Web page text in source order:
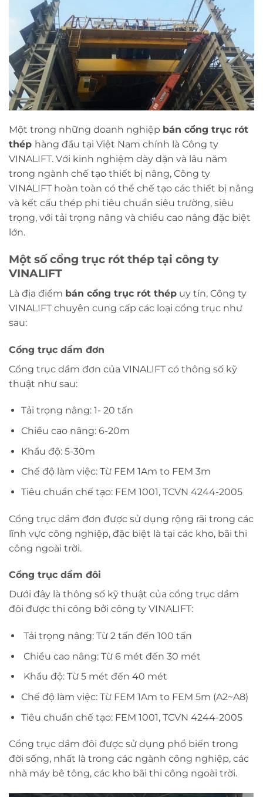
Một trong những doanh nghiệp bán cổng trục rót
thép hàng đầu tại Việt Nam chính là Công ty
VINALIFT. Với kinh nghiệm dày dặn và lâu năm
trong ngành chế tạo thiết bị nâng, Công ty
VINALIFT hoàn toàn có thể chế tạo các thiết bị nâng
và kết cấu thép phi tiêu chuẩn siêu trường, siêu
trọng, với tải trọng nâng và chiều cao nâng đặc biệt
lớn.
Một số cổng trục rót thép tại công ty
VINALIFT
Là địa điểm bán cổng trục rót thép uy tín, Công ty
VINALIFT chuyên cung cấp các loại cổng trục như
sau:
Cổng trục dầm đơn
Cổng trục dầm đơn của VINALIFT có thông số kỹ
thuật như sau:
Tải trọng nâng: 1- 20 tấn
Chiều cao nâng: 6-20m
Khẩu độ: 5-30m
Chế độ làm việc: Từ FEM 1Am to FEM 3m
Tiêu chuẩn chế tạo: FEM 1001, TCVN 4244-2005
Cổng trục dầm đơn được sử dụng rộng rãi trong các
lĩnh vực công nghiệp, đặc biệt là tại các kho, bãi thi
công ngoài trời.
Cổng trục dầm đôi
Dưới đây là thông số kỹ thuật của cổng trục dầm
đôi được thi công bởi công ty VINALIFT:
Tải trọng nâng: Từ 2 tấn đến 100 tấn
Chiều cao nâng: Từ 6 mét đến 30 mét
Khẩu độ: Từ 5 mét đến 40 mét
Chế độ làm việc: Từ FEM 1Am to FEM 5m (A2~A8)
Tiêu chuẩn chế tạo: FEM 1001, TCVN 4244-2005
Cổng trục dầm đôi được sử dụng phổ biến trong
đời sống, nhất là trong các ngành công nghiệp, các
nhà máy bê tông, các kho bãi thi công ngoài trời.